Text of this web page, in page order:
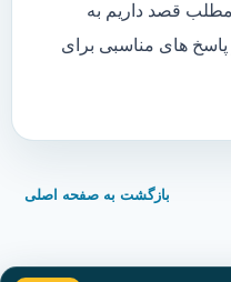
مطلب قصد داریم به
های مناسبی برای
بازگشت به صفحه اصلی